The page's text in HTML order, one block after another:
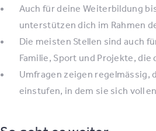
Auch für deine Weiterbildung
unterstützen dich im Rahmen
Die meisten Stellen sind auch
Familie, Sport und Projekte,
Umfragen zeigen regelmässig,
einstufen, in dem sie sich voll